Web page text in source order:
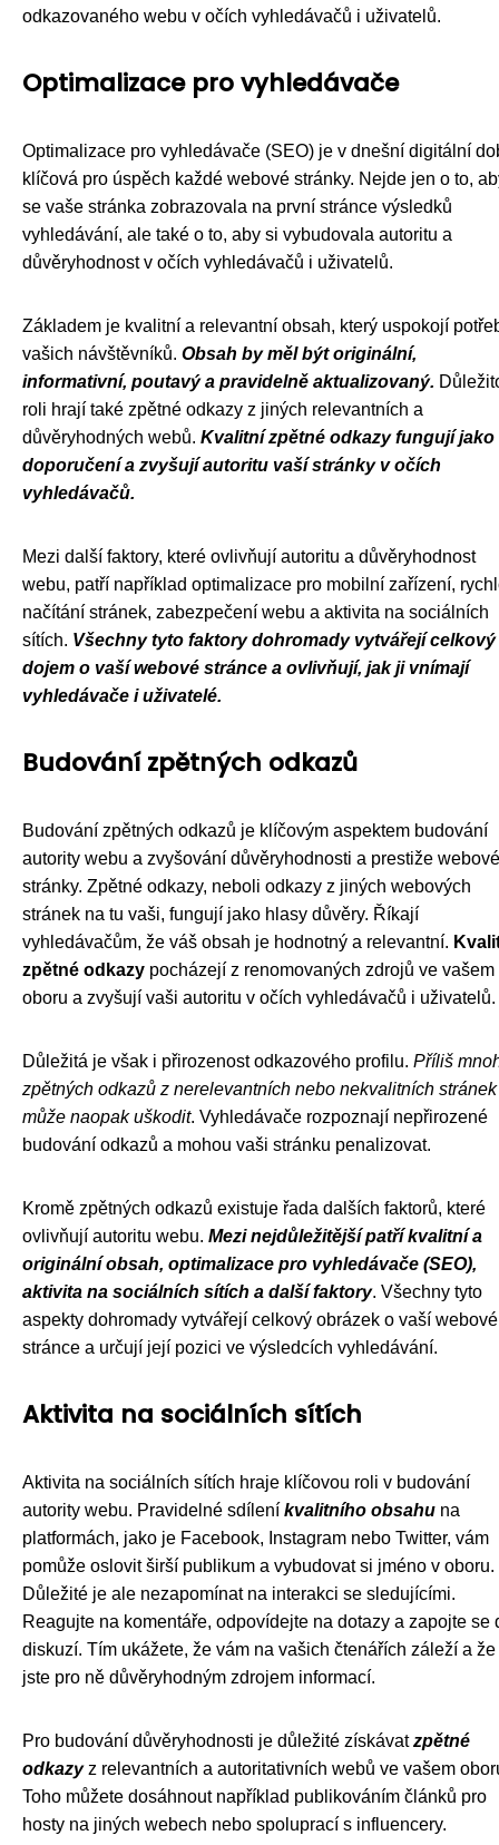
odkazovaného webu v očích vyhledávačů i uživatelů.
Optimalizace pro vyhledávače
Optimalizace pro vyhledávače (SEO) je v dnešní digitální
klíčová pro úspěch každé webové stránky. Nejde jen o to,
se vaše stránka zobrazovala na první stránce výsledků
vyhledávání, ale také o to, aby si vybudovala autoritu a
důvěryhodnost v očích vyhledávačů i uživatelů.
Základem je kvalitní a relevantní obsah, který uspokojí
vašich návštěvníků. Obsah by měl být originální,
informativní, poutavý a pravidelně aktualizovaný.
roli hrají také zpětné odkazy z jiných relevantních a
důvěryhodných webů. Kvalitní zpětné odkazy fungují jako
doporučení a zvyšují autoritu vaší stránky v očích
vyhledávačů.
Mezi další faktory, které ovlivňují autoritu a důvěryhodnost
webu, patří například optimalizace pro mobilní zařízení,
načítání stránek, zabezpečení webu a aktivita na sociálních
sítích. Všechny tyto faktory dohromady vytvářejí celkový
dojem o vaší webové stránce a ovlivňují, jak ji vnímají
vyhledávače i uživatelé.
Budování zpětných odkazů
Budování zpětných odkazů je klíčovým aspektem budování
autority webu a zvyšování důvěryhodnosti a prestiže webové
stránky. Zpětné odkazy, neboli odkazy z jiných webových
stránek na tu vaši, fungují jako hlasy důvěry. Říkají
vyhledávačům, že váš obsah je hodnotný a relevantní.
zpětné odkazy pocházejí z renomovaných zdrojů ve vašem
oboru a zvyšují vaši autoritu v očích vyhledávačů i uživatelů.
Důležitá je však i přirozenost odkazového profilu. Příliš
zpětných odkazů z nerelevantních nebo nekvalitních stránek
může naopak uškodit. Vyhledávače rozpoznají nepřirozené
budování odkazů a mohou vaši stránku penalizovat.
Kromě zpětných odkazů existuje řada dalších faktorů, které
ovlivňují autoritu webu. Mezi nejdůležitější patří kvalitní a
originální obsah, optimalizace pro vyhledávače (SEO),
aktivita na sociálních sítích a další faktory. Všechny tyto
aspekty dohromady vytvářejí celkový obrázek o vaší webové
stránce a určují její pozici ve výsledcích vyhledávání.
Aktivita na sociálních sítích
Aktivita na sociálních sítích hraje klíčovou roli v budování
autority webu. Pravidelné sdílení kvalitního obsahu na
platformách, jako je Facebook, Instagram nebo Twitter, vám
pomůže oslovit širší publikum a vybudovat si jméno v oboru.
Důležité je ale nezapomínat na interakci se sledujícími.
Reagujte na komentáře, odpovídejte na dotazy a zapojte se
diskuzí. Tím ukážete, že vám na vašich čtenářích záleží a že
jste pro ně důvěryhodným zdrojem informací.
Pro budování důvěryhodnosti je důležité získávatzpětné
odkazyz relevantních a autoritativních webů ve vašem
Toho můžete dosáhnout například publikováním článků pro
hosty na jiných webech nebo spoluprací s influencery.